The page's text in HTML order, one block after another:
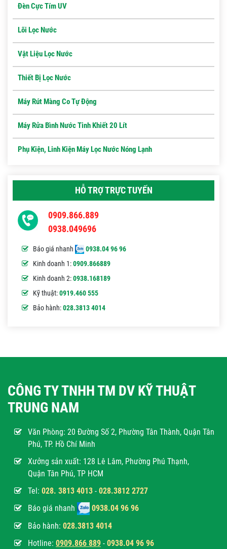
Đèn Cực Tím UV
Lõi Lọc Nước
Vật Liệu Lọc Nước
Thiết Bị Lọc Nước
Máy Rút Màng Co Tự Động
Máy Rửa Bình Nước Tinh Khiết 20 Lít
Phụ Kiện, Linh Kiện Máy Lọc Nước Nóng Lạnh
HỖ TRỢ TRỰC TUYẾN
0909.866.889
0938.049696
Báo giá nhanh
0938.04 96 96
Kinh doanh 1:0909.866889
Kinh doanh 2:0938.168189
Kỹ thuật:0919.460 555
Bảo hành:028.3813 4014
CÔNG TY TNHH TM DV KỸ THUẬT
TRUNG NAM
Văn Phòng: 20 Đường Số 2, Phường Tân Thành, Quận Tân
Phú, TP. Hồ Chí Minh
Xưởng sản xuất: 128 Lê Lâm, Phường Phú Thạnh,
Quận Tân Phú, TP HCM
Tel: 028. 3813 4013 - 028.3812 2727
Báo giá nhanh
0938.04 96 96
Bảo hành: 028.3813 4014
Hotline: 0909.866 889 - 0938.04 96 96